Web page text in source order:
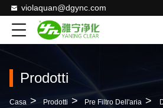
violaquan@dgync.com
Prodotti
Casa > Prodotti > Pre Filtro Dell'aria > Del